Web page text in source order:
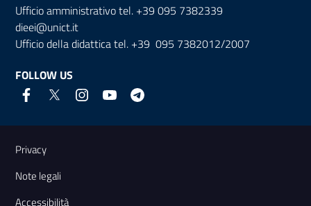
Ufficio amministrativo tel. +39 095 7382339
dieei@unict.it
Ufficio della didattica tel. +39 095 7382012/2007
FOLLOW US
Useful links and information
Privacy
Note legali
Accessibilità